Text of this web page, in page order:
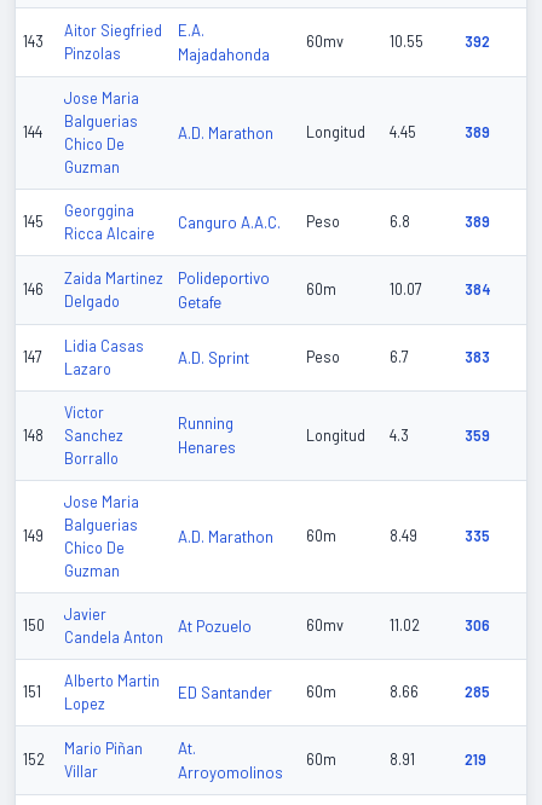
143
Aitor Siegfried
Pinzolas
E.A.
Majadahonda
60mv 10.55 392
144
Jose Maria
Balguerias
Chico De
Guzman
A.D. Marathon Longitud 4.45 389
145
Georggina
Ricca Alcaire
Canguro A.A.C. Peso 6.8 389
146
Zaida Martinez
Delgado
Polideportivo
Getafe
60m 10.07 384
147
Lidia Casas
Lazaro
A.D. Sprint Peso 6.7 383
148
Victor
Sanchez
Borrallo
Running
Henares
Longitud 4.3 359
149
Jose Maria
Balguerias
Chico De
Guzman
A.D. Marathon 60m 8.49 335
150
Javier
Candela Anton
At Pozuelo 60mv 11.02 306
151
Alberto Martin
Lopez
ED Santander 60m 8.66 285
152
Mario Piñan
Villar
At.
Arroyomolinos
60m 8.91 219